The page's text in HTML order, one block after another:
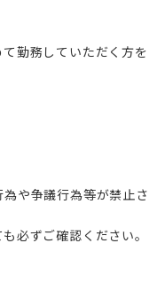
勤務していただく方を
や争議行為等が禁止さ
必ずご確認ください。